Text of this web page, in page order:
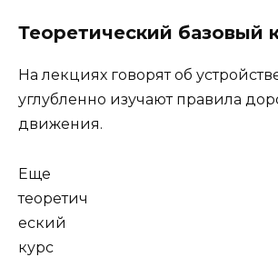
Теоретический базовый
На лекциях говорят об
углубленно изучают правила
движения.
Еще
теоретич
еский
курс